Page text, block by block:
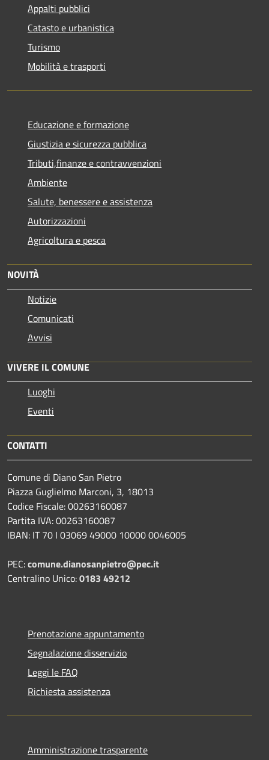
Appalti pubblici
Catasto e urbanistica
Turismo
Mobilità e trasporti
Educazione e formazione
Giustizia e sicurezza pubblica
Tributi,finanze e contravvenzioni
Ambiente
Salute, benessere e assistenza
Autorizzazioni
Agricoltura e pesca
NOVITÀ
Notizie
Comunicati
Avvisi
VIVERE IL COMUNE
Luoghi
Eventi
CONTATTI
Comune di Diano San Pietro
Piazza Guglielmo Marconi, 3, 18013
Codice Fiscale: 00263160087
Partita IVA: 00263160087
IBAN: IT 70 I 03069 49000 10000 0046005
PEC:comune.dianosanpietro@pec.it
Centralino Unico:0183 49212
Prenotazione appuntamento
Segnalazione disservizio
Leggi le FAQ
Richiesta assistenza
Amministrazione trasparente